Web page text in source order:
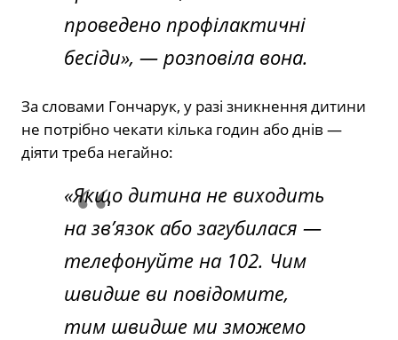
проведено профілактичні
бесіди», — розповіла вона.
За словами Гончарук, у разі зникнення дитини
не потрібно чекати кілька годин або днів —
діяти треба негайно:
«Якщо дитина не виходить
на зв’язок або загубилася —
телефонуйте на 102. Чим
швидше ви повідомите,
тим швидше ми зможемо